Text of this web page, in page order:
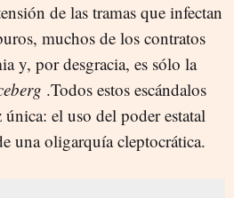
de las tramas que infectan
muchos de los contratos
y, por desgracia, es sólo la
.Todos estos escándalos
el uso del poder estatal
una oligarquía cleptocrática.